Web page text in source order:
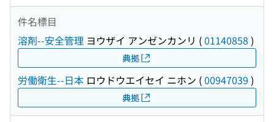
件名標目
溶剤--安全管理 ヨウザイ アンゼンカンリ (01140858 )
典拠
労働衛生--日本 ロウドウエイセイ ニホン (00947039 )
典拠